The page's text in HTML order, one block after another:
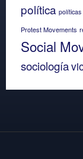
política políticas
Protest Movements
Social
sociología